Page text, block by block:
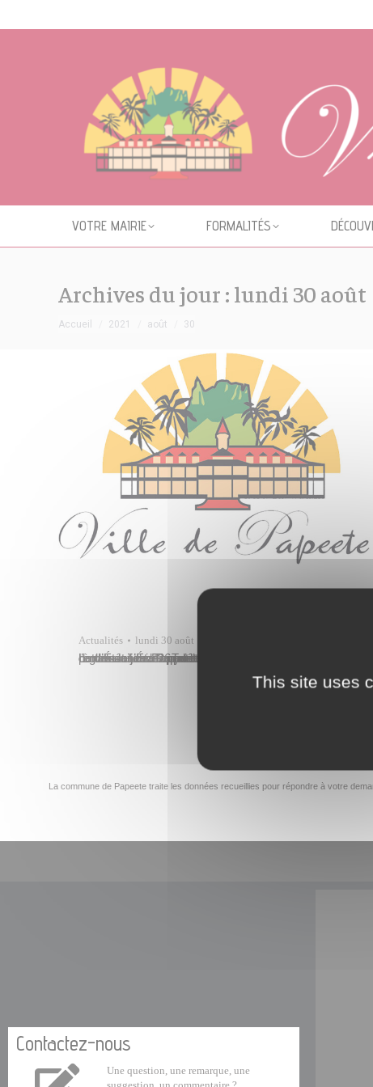
VOTRE MAIRIE FORMALITÉS
Archives du jour : lundi 30 août
Vous êtes ici :
Accueil 2021 août 30
Actualités lundi 30 août
Le conseil municipal de Papeete s’est réuni à l’hôtel de ville le jeudi 26 août 2021, dans le respect des règles sanitaires. Trente et un rapports étaient à l’ordre du jour. Parmi les décisions prises lors de cette séance : Projets d’investissement financés par l’État L’État apporte son soutien financier à la commune de Papeete…
La commune de Papeete traite les données recueillies pour répondre à votre
Contactez-nous
Une question, une remarque, une
This site uses